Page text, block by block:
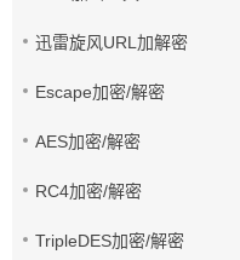
迅雷旋风URL加解密
Escape加密/解密
AES加密/解密
RC4加密/解密
TripleDES加密/解密